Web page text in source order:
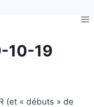
10-19
(et « débuts » de